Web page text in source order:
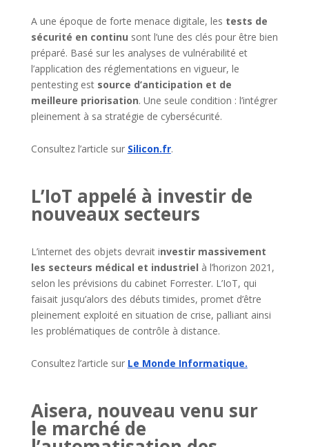
A une époque de forte menace digitale, les tests de
sécurité en continu sont l’une des clés pour être bien
préparé. Basé sur les analyses de vulnérabilité et
l’application des réglementations en vigueur, le
pentesting est source d’anticipation et de
meilleure priorisation. Une seule condition : l’intégrer
pleinement à sa stratégie de cybersécurité.
Consultez l’article sur Silicon.fr.
L’IoT appelé à investir de
nouveaux secteurs
L’internet des objets devrait investir massivement
les secteurs médical et industriel à l’horizon 2021,
selon les prévisions du cabinet Forrester. L’IoT, qui
faisait jusqu’alors des débuts timides, promet d’être
pleinement exploité en situation de crise, palliant ainsi
les problématiques de contrôle à distance.
Consultez l’article sur Le Monde Informatique.
Aisera, nouveau venu sur
le marché de